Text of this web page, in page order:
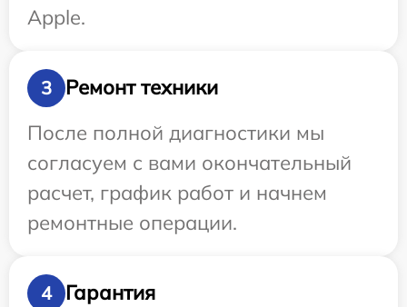
Apple.
3
Ремонт техники
После полной диагностики мы
согласуем с вами окончательный
расчет, график работ и начнем
ремонтные операции.
4
Гарантия